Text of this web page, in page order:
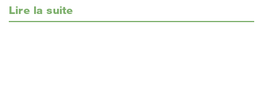
Lire la suite